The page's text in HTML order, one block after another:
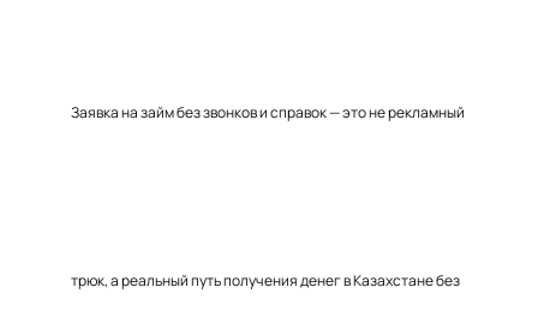
Заявка на займ без звонков и справок — это не рекламный
трюк, а реальный путь получения денег в Казахстане без